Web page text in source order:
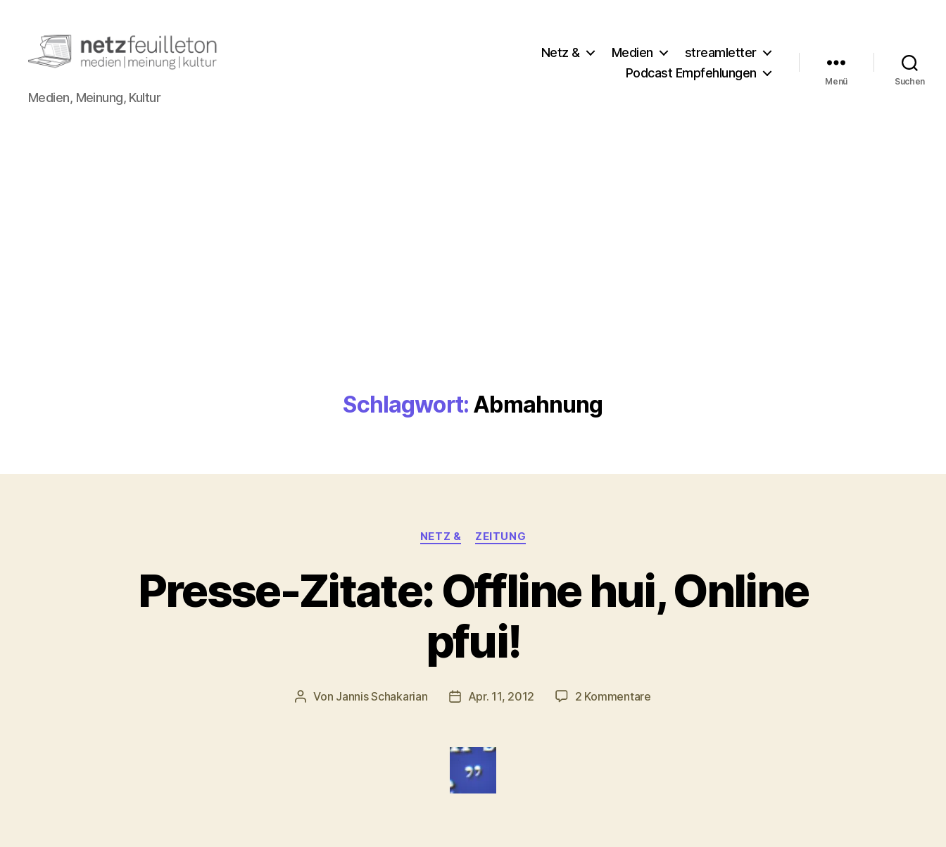
netzfeuilleton.de
Medien, Meinung, Kultur
Netz & Medien
streamletter
Podcast Empfehlungen
Menü Suchen
Schlagwort: Abmahnung
Kategorien
NETZ & ZEITUNG
Presse-Zitate: Offline hui, Online
pfui!
Beitragsautor
Von Jannis Schakarian Veröffentlichungsdatum
Apr. 11, 2012 2 Kommentarezu